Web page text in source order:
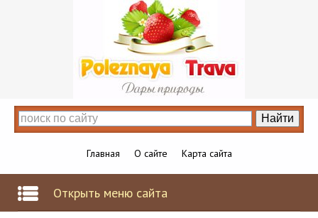
Главная О сайте Карта сайта
Открыть меню сайта